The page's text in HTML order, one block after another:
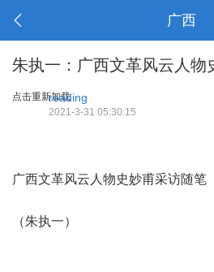
广西
朱执一：广西文革风云人物
点击重新加载
reading
2021-3-31 05:30:15
广西文革风云人物史妙甫采访随笔
（朱执一）